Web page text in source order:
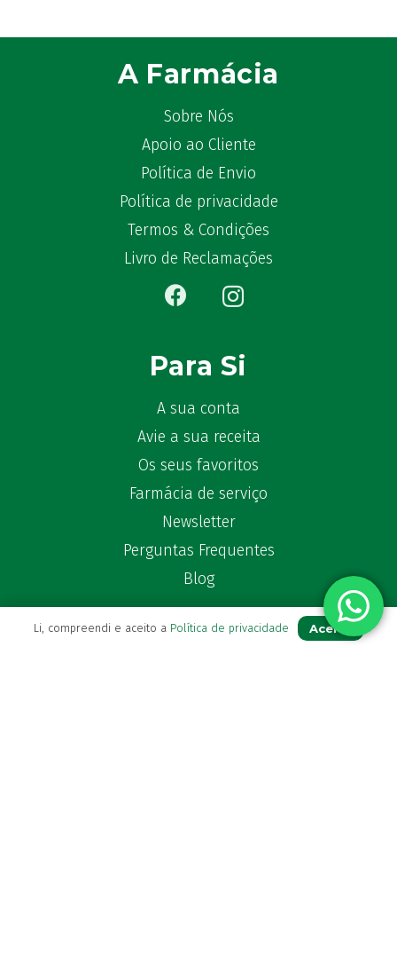
A Farmácia
Sobre Nós
Apoio ao Cliente
Política de Envio
Política de privacidade
Termos & Condições
Livro de Reclamações
Para Si
A sua conta
Avie a sua receita
Os seus favoritos
Farmácia de serviço
Newsletter
Perguntas Frequentes
Blog
Li, compreendi e aceito a Política de privacidade Aceito